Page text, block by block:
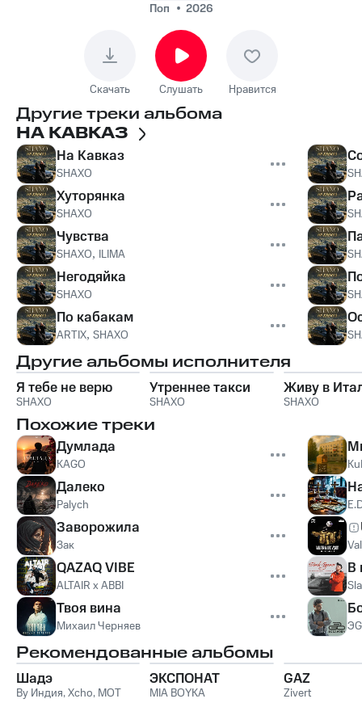
Поп
2026
Скачать Слушать Нравится
Другие треки альбома
НА КАВКАЗ
На Кавказ
SHAXO
Хуторянка
SHAXO
Чувства
SHAXO, ILIMA
Негодяйка
SHAXO
По кабакам
ARTIX, SHAXO
Другие альбомы исполнителя
Я тебе не верю
SHAXO
Утреннее такси
SHAXO
Живу в
SHAXO
Похожие треки
Думлада
KAGO
Далеко
Palych
Заворожила
Зак
QAZAQ VIBE
ALTAIR x ABBI
Твоя вина
Михаил Черняев
В
Рекомендованные альбомы
Шадэ
By Индия,Xcho, MOT
ЭКСПОНАТ
MIA BOYKA
GAZ
Zivert